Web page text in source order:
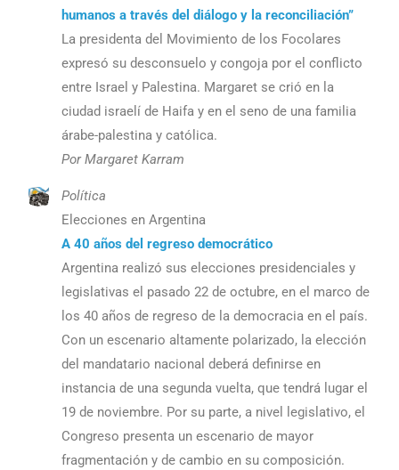
humanos a través del diálogo y la reconciliación”
La presidenta del Movimiento de los Focolares
expresó su desconsuelo y congoja por el conflicto
entre Israel y Palestina. Margaret se crió en la
ciudad israelí de Haifa y en el seno de una familia
árabe-palestina y católica.
Por Margaret Karram
Política
Elecciones en Argentina
A 40 años del regreso democrático
Argentina realizó sus elecciones presidenciales y
legislativas el pasado 22 de octubre, en el marco de
los 40 años de regreso de la democracia en el país.
Con un escenario altamente polarizado, la elección
del mandatario nacional deberá definirse en
instancia de una segunda vuelta, que tendrá lugar el
19 de noviembre. Por su parte, a nivel legislativo, el
Congreso presenta un escenario de mayor
fragmentación y de cambio en su composición.